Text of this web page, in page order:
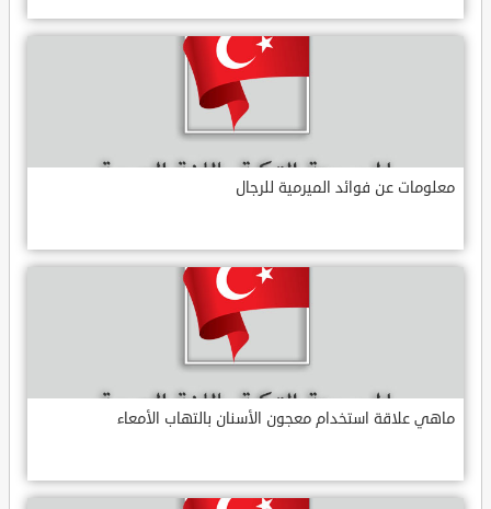
معلومات عن فوائد الميرمية للرجال
ماهي علاقة استخدام معجون الأسنان بالتهاب الأمعاء